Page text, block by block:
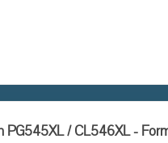
PG545XL / CL546XL -